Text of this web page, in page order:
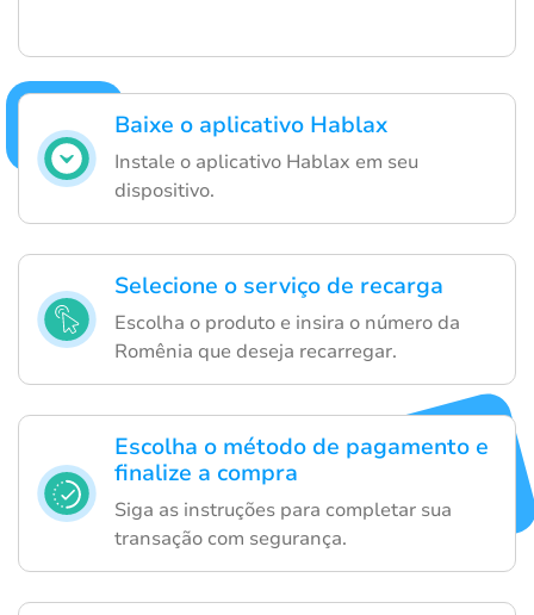
Baixe o aplicativo Hablax
Instale o aplicativo Hablax em seu
dispositivo.
Selecione o serviço de recarga
Escolha o produto e insira o número da
Romênia que deseja recarregar.
Escolha o método de pagamento e
finalize a compra
Siga as instruções para completar sua
transação com segurança.